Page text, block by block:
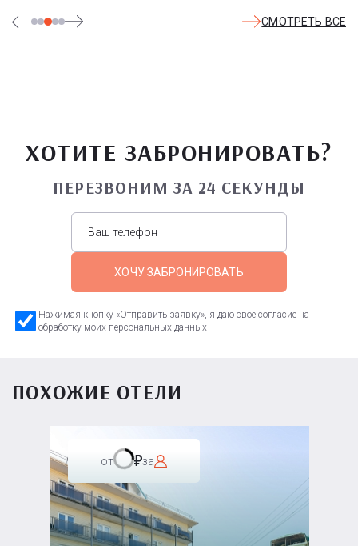
СМОТРЕТЬ ВСЕ
ХОТИТЕ ЗАБРОНИРОВАТЬ?
ПЕРЕЗВОНИМ ЗА 24 СЕКУНДЫ
ХОЧУ ЗАБРОНИРОВАТЬ
Нажимая кнопку «Отправить заявку», я даю свое согласие на
обработку моих персональных данных
ПОХОЖИЕ ОТЕЛИ
от за